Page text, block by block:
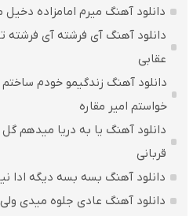
دانلود آهنگ میرم امامزاده
دانلود آهنگ آی فرشته آی
عقابی
دانلود آهنگ زندگیمو خودم
خواستم امیر مقاره
دانلود آهنگ یا به دریا میدهم گل
قربانی
دانلود آهنگ بسه بسه دیگه ادا
دانلود آهنگ عادی جلوه میدی